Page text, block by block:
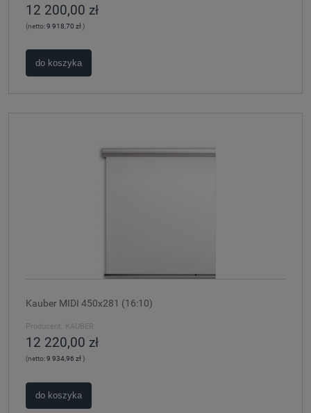
12 200,00 zł
(netto:9 918,70 zł)
do koszyka
Kauber MIDI 450x281 (16:10)
Producent: KAUBER
12 220,00 zł
(netto:9 934,96 zł )
do koszyka